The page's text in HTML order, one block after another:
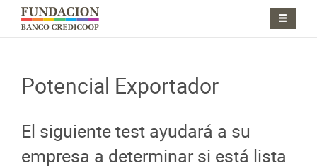
Pasar al contenido principal
Jump to main content
Potencial Exportador
El siguiente test ayudará a su
empresa a determinar si está lista